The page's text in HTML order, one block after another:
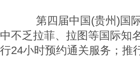
第四届中国(贵州)国际
中不乏拉菲、拉图等国际知
行24小时预约通关服务；推